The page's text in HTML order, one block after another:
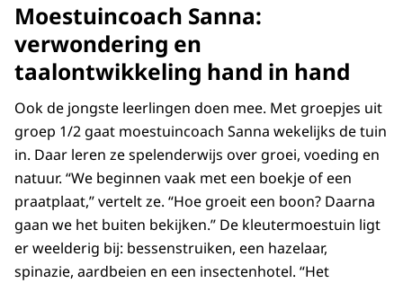
Moestuincoach Sanna:
verwondering en
taalontwikkeling hand in hand
Ook de jongste leerlingen doen mee. Met groepjes uit
groep 1/2 gaat moestuincoach Sanna wekelijks de tuin
in. Daar leren ze spelenderwijs over groei, voeding en
natuur. “We beginnen vaak met een boekje of een
praatplaat,” vertelt ze. “Hoe groeit een boon? Daarna
gaan we het buiten bekijken.” De kleutermoestuin ligt
er weelderig bij: bessenstruiken, een hazelaar,
spinazie, aardbeien en een insectenhotel. “Het